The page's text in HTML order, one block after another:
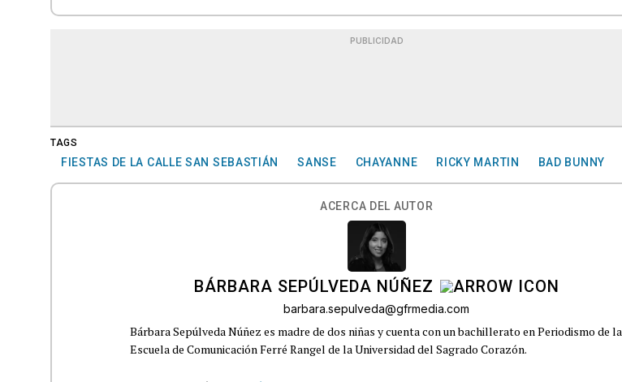
PUBLICIDAD
TAGS
FIESTAS DE LA CALLE SAN SEBASTIÁN SANSE CHAYANNE RICKY MARTIN BAD BUNNY
ACERCA DEL AUTOR
BÁRBARA SEPÚLVEDA NÚÑEZ
barbara.sepulveda@gfrmedia.com
Bárbara Sepúlveda Núñez es madre de dos niñas y cuenta con un bachillerato en Periodismo de la
Escuela de Comunicación Ferré Rangel de la Universidad del Sagrado Corazón.